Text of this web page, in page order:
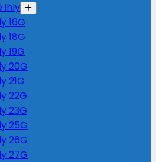
ihly
16G
18G
19G
20G
21G
22G
23G
25G
26G
27G